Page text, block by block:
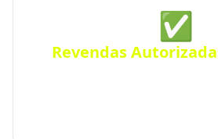
✅
Revendas